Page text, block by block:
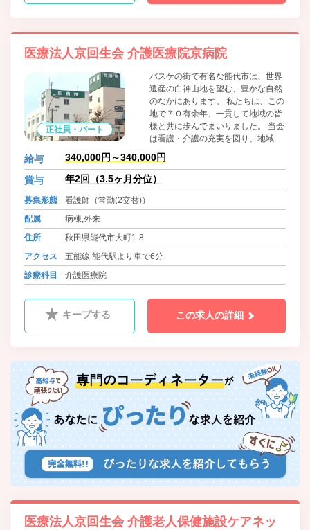
医療法人京回生会 介護医療院京病院
正社員・パート
バスケの街で有名な能代市は、世界
遺産の白神山地を望む、豊かな自然
のなかにあります。 私たちは、この
地で７０有余年、一貫して地域の皆
様と共に歩んでまいりました。 当会
は看護・介護の充実を図り、地域老
人医療に貢献すべく療養型医療施
設、老健施設を有しています。又、
疾病構造の変化による整形外科疾患
の増加を踏まえ専門医療を行う診療
役に立ちますことを、心より望んで
給与 340,000円～340,000円
賞与 年2回（3.5ヶ月分位）
募集形態
看護師（常勤(2交替)）
配属
病棟,外来
住所
秋田県能代市大町1-8
アクセス
五能線 能代駅より車で6分
診療科目
介護医療院
キープする この求人の詳細
医療法人京回生会 介護老人保健施設ケアネッ